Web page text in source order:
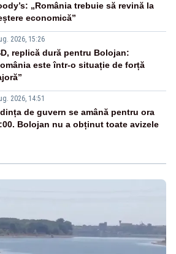
„România trebuie să revină la
economică”
2026, 15:26
replică dură pentru Bolojan:
este într-o situație de forță
2026, 14:51
de guvern se amână pentru ora
Bolojan nu a obținut toate avizele